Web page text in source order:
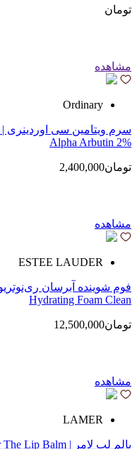
تومان
مشاهده
Ordinary
Alpha Arbutin 2%
تومان2,400,000
مشاهده
ESTEE LAUDER
Hydrating Foam Clean
تومان12,500,000
مشاهده
LAMER
بالم لب لامر | La Mer The Lip Balm